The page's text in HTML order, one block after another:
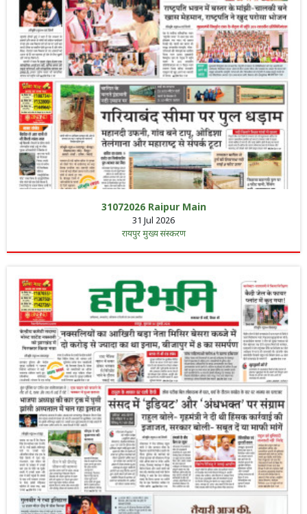
31072026 Raipur Main
31 Jul 2026
रायपुर मुख्य संस्करण